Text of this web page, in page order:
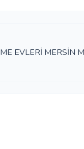
EVLERİ MERSİN